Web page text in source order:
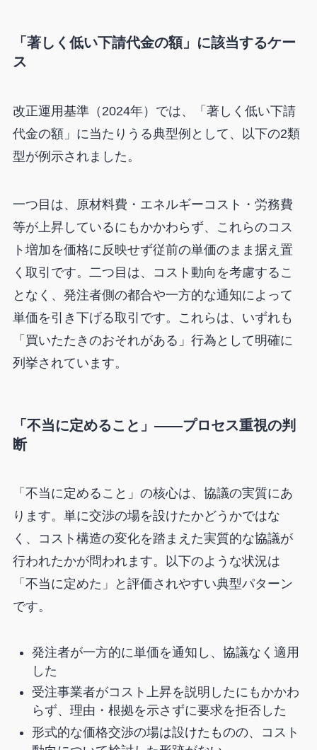
「著しく低い下請代金の額」に該当するケー
ス
改正運用基準（2024年）では、「著しく低い下請
代金の額」に当たりうる典型例として、以下の2類
型が例示されました。
一つ目は、原材料費・エネルギーコスト・労務費
等が上昇しているにもかかわらず、これらのコス
ト増加を価格に反映せず従前の単価のまま据え置
く取引です。二つ目は、コスト動向を考慮するこ
となく、発注者側の都合や一方的な通知によって
単価を引き下げる取引です。これらは、いずれも
「買いたたきのおそれがある」行為として明確に
列挙されています。
「不当に定めること」——プロセス重視の判
断
「不当に定めること」の核心は、協議の実質にあ
ります。単に交渉の場を設けたかどうかではな
く、コスト構造の変化を踏まえた実質的な協議が
行われたかが問われます。以下のような状況は
「不当に定めた」と評価されやすい典型パターン
です。
発注者が一方的に単価を通知し、協議なく適用
した
受注事業者がコスト上昇を説明したにもかかわ
らず、理由・根拠を示さずに要求を拒否した
形式的な価格交渉の場は設けたものの、コスト